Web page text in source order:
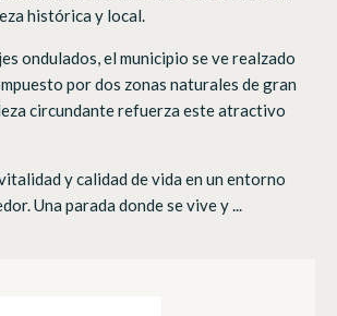
histórica y local.
ondulados, el municipio se ve realzado
por dos zonas naturales de gran
circundante refuerza este atractivo
y calidad de vida en un entorno
Una parada donde se vive y ...